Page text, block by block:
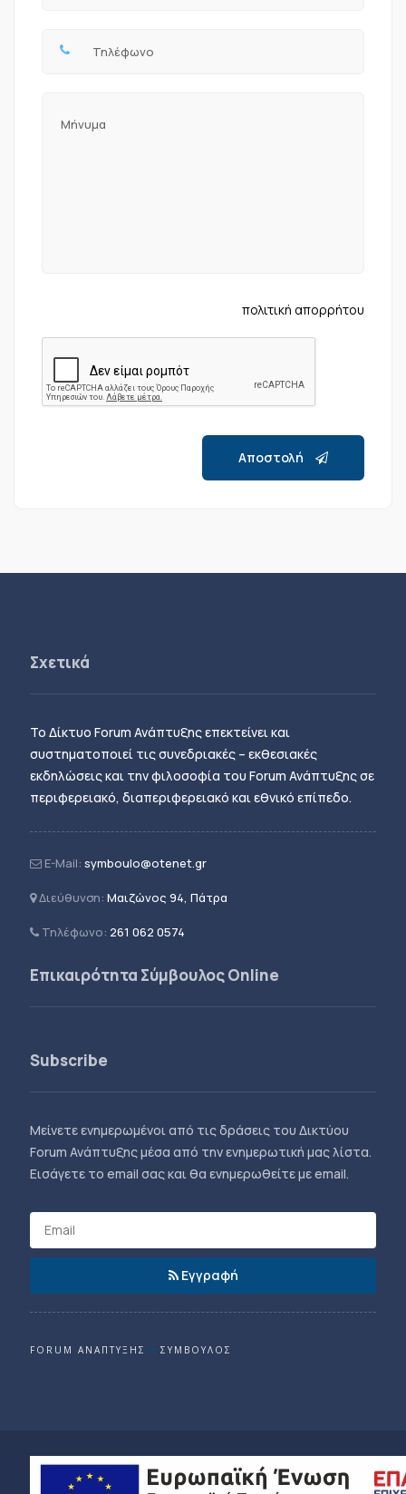
πολιτική απορρήτου
Αποστολή
Σχετικά
Το Δίκτυο Forum Ανάπτυξης επεκτείνει και
συστηματοποιεί τις συνεδριακές – εκθεσιακές
εκδηλώσεις και την φιλοσοφία του Forum Ανάπτυξης σε
περιφερειακό, διαπεριφερειακό και εθνικό επίπεδο.
E-Mail: symboulo@otenet.gr
Διεύθυνση: Μαιζώνος 94, Πάτρα
Τηλέφωνο: 261 062 0574
Επικαιρότητα Σύμβουλος Online
Subscribe
Μείνετε ενημερωμένοι από τις δράσεις του Δικτύου
Forum Ανάπτυξης μέσα από την ενημερωτική μας λίστα.
Εισάγετε το email σας και θα ενημερωθείτε με email.
Εγγραφή
FORUM ΑΝΑΠΤΥΞΗΣ ΣΥΜΒΟΥΛΟΣ